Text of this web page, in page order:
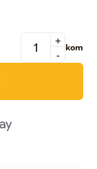
-
+ kom